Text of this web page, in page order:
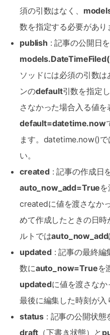
須の引数はなく、
数を指定する必要があり
publish : 記事の公開日
ソッドには必須の引数
ンのdefault引数を指定
さなかった場合入る値を
default=datetime.now
ます。datetime.now()で
い。
created : 記事の作成日
auto_now_add=True
createdに値を渡さなか
めて作成したときの日
ルトではauto_now_add
updated : 記事の最終編
数にauto_now=Trueを
updatedに値を渡さなか
最後に編集した時刻が入
status : 記事の公開状態
draft （下書き状態）と